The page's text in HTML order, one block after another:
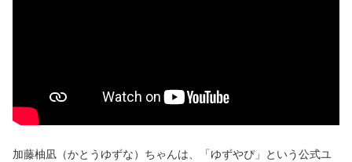
加藤柚凪（かとうゆずな）ちゃんは、「ゆずやぴ」という公式ユ